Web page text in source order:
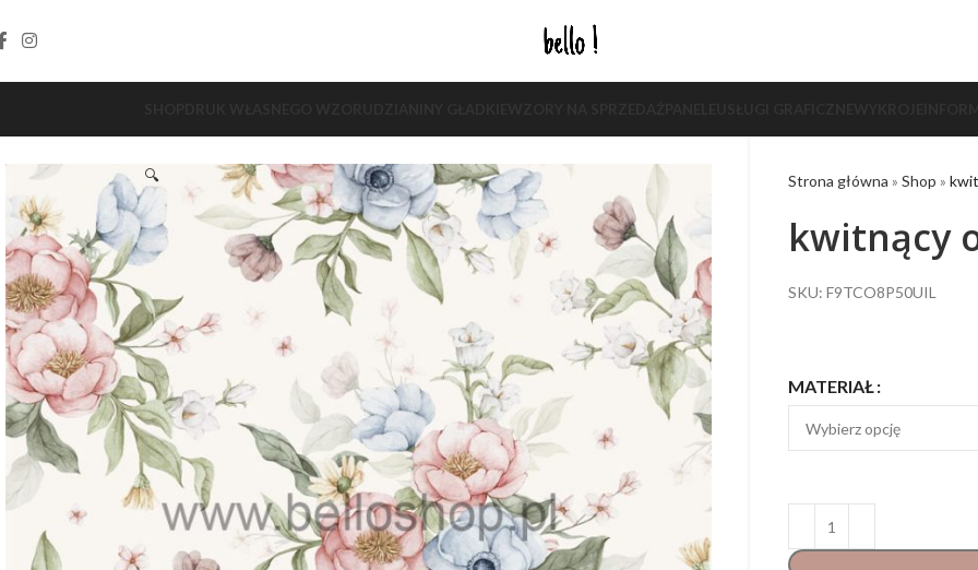
🔍 Strona główna » Shop »
kwitnący
SKU: F9TCO8P50UIL
MATERIAŁ